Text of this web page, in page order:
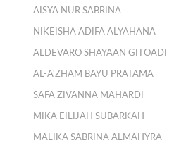
AISYA NUR SABRINA
NIKEISHA ADIFA ALYAHANA
ALDEVARO SHAYAAN GITOADI
AL-A'ZHAM BAYU PRATAMA
SAFA ZIVANNA MAHARDI
MIKA EILIJAH SUBARKAH
MALIKA SABRINA ALMAHYRA